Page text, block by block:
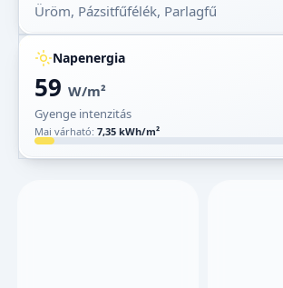
Üröm, Pázsitfűfélék, Parlagfű
Napenergia
59 W/m²
Gyenge intenzitás
Mai várható: 7,35 kWh/m²